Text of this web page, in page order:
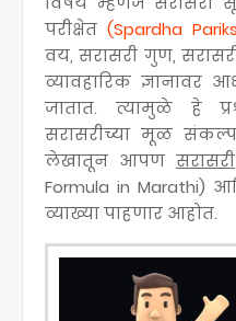
परीक्षेत (Spardha
वय, सरासरी गुण,
व्यावहारिक ज्ञानावर
जातात. त्यामुळे हे
सरासरीच्या मूळ
लेखातून आपण सरासरी
Formula in Marathi)
व्याख्या पाहणार आहोत.